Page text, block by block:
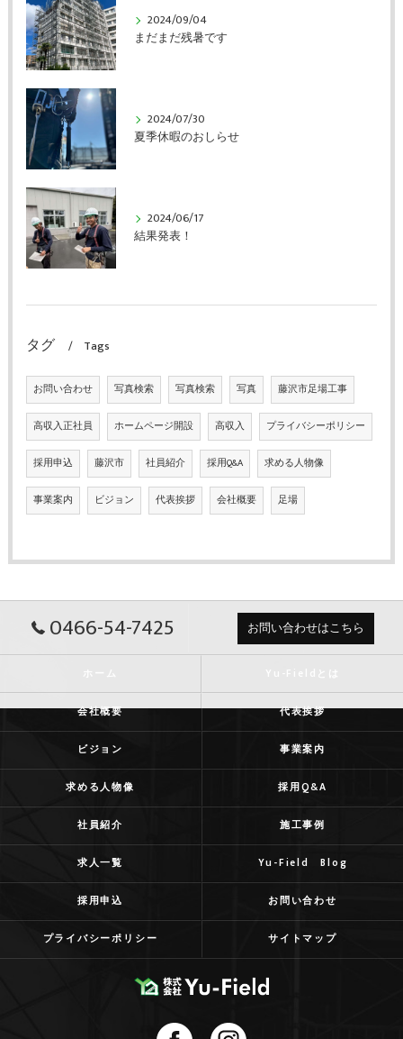
2024/09/04
まだまだ残暑です
2024/07/30
夏季休暇のおしらせ
2024/06/17
結果発表！
タグ Tags
お問い合わせ 写真検索 写真検索 写真 藤沢市足場工事
高収入正社員 ホームページ開設 高収入 プライバシーポリシー
採用申込 藤沢市 社員紹介 採用Q&A 求める人物像
事業案内 ビジョン 代表挨拶 会社概要 足場
0466-54-7425 お問い合わせはこちら
会社概要 代表挨拶
ビジョン 事業案内
求める人物像 採用Q&A
社員紹介 施工事例
求人一覧 Yu-Field Blog
採用申込 お問い合わせ
プライバシーポリシー サイトマップ